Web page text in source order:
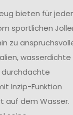
bieten für
sportlichen
zu
wasserdichte
Inzip-Funktion
auf dem Wasser.